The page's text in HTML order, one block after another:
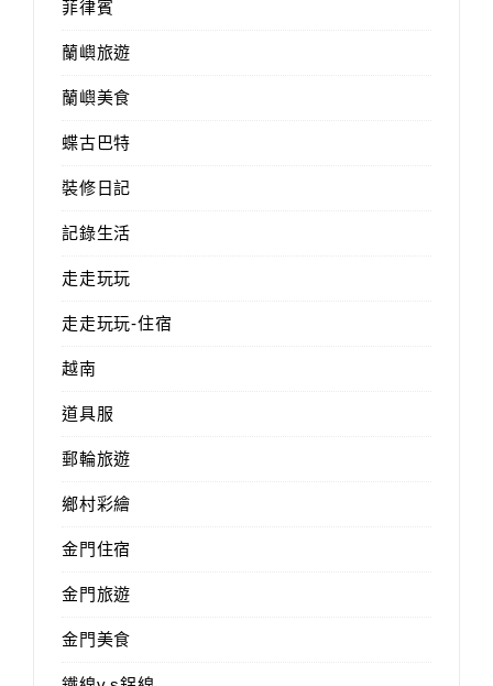
菲律賓
蘭嶼旅遊
蘭嶼美食
蝶古巴特
裝修日記
記錄生活
走走玩玩
走走玩玩-住宿
越南
道具服
郵輪旅遊
鄉村彩繪
金門住宿
金門旅遊
金門美食